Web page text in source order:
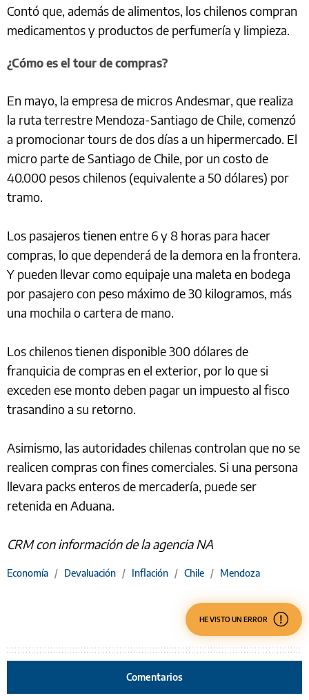
Contó que, además de alimentos, los chilenos compran
medicamentos y productos de perfumería y limpieza.
¿Cómo es el tour de compras?
En mayo, la empresa de micros Andesmar, que realiza
la ruta terrestre Mendoza-Santiago de Chile, comenzó
a promocionar tours de dos días a un hipermercado. El
micro parte de Santiago de Chile, por un costo de
40.000 pesos chilenos (equivalente a 50 dólares) por
tramo.
Los pasajeros tienen entre 6 y 8 horas para hacer
compras, lo que dependerá de la demora en la frontera.
Y pueden llevar como equipaje una maleta en bodega
por pasajero con peso máximo de 30 kilogramos, más
una mochila o cartera de mano.
Los chilenos tienen disponible 300 dólares de
franquicia de compras en el exterior, por lo que si
exceden ese monto deben pagar un impuesto al fisco
trasandino a su retorno.
Asimismo, las autoridades chilenas controlan que no se
realicen compras con fines comerciales. Si una persona
llevara packs enteros de mercadería, puede ser
retenida en Aduana.
CRM con información de la agencia NA
Economía / Devaluación / Inflación / Chile / Mendoza
HE VISTO UN ERROR
Comentarios